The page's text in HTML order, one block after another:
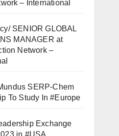
– International
SENIOR GLOBAL
MANAGER at
Network –
SERP-Chem
To Study In #Europe
Exchange
in #USA